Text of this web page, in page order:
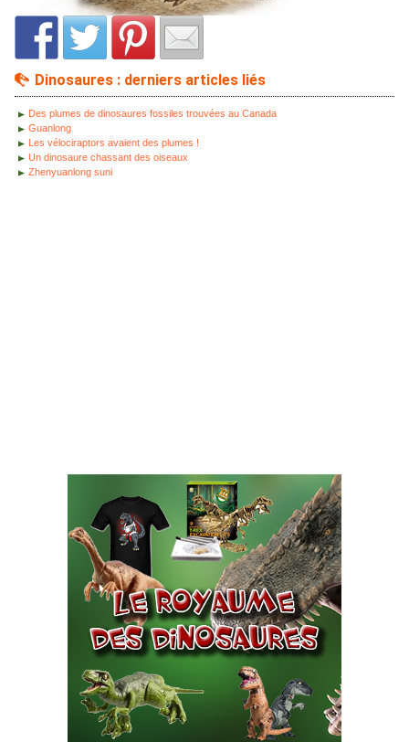
Dinosaures : derniers articles liés
Des plumes de dinosaures fossiles trouvées au Canada
Guanlong
Les vélociraptors avaient des plumes !
Un dinosaure chassant des oiseaux
Zhenyuanlong suni